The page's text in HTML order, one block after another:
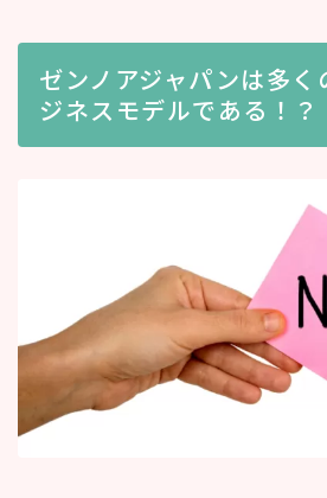
ゼンノアジャパンは多く
ジネスモデルである！？